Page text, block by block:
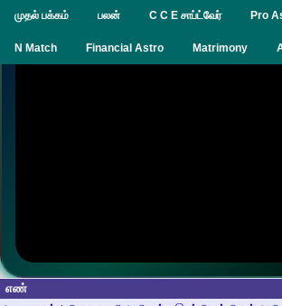
முதல் பக்கம் பலன் C C E சாப்ட்வேர் Pro
N Match Financial Astro Matrimony
எண்